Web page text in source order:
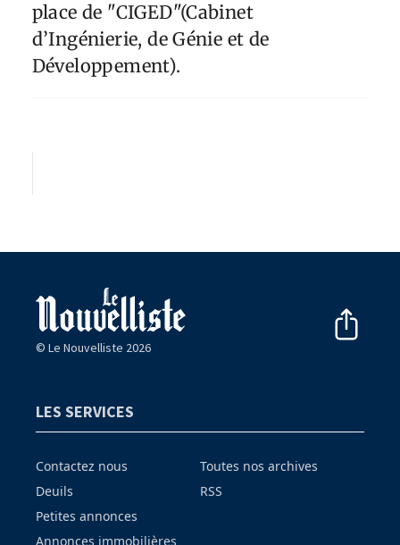
place de "CIGED"(Cabinet
d’Ingénierie, de Génie et de
Développement).
© Le Nouvelliste 2026
LES SERVICES
Contactez nous
Deuils
Petites annonces
Annonces immobilières
Toutes nos archives
RSS